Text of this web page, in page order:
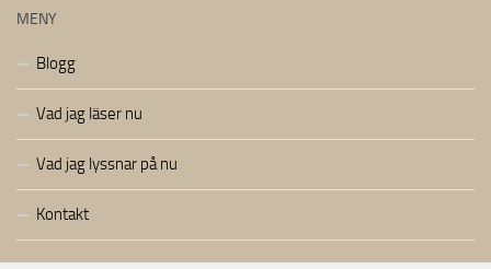
MENY
Blogg
Vad jag läser nu
Vad jag lyssnar på nu
Kontakt